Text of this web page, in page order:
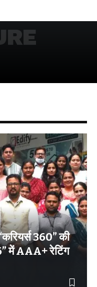
360” की
में AAA+ रेटिंग